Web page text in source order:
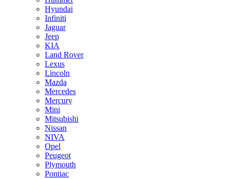
Hyundai
Infiniti
Jaguar
Jeep
KIA
Land Rover
Lexus
Lincoln
Mazda
Mercedes
Mercury
Mini
Mitsubishi
Nissan
NIVA
Opel
Peugeot
Plymouth
Pontiac